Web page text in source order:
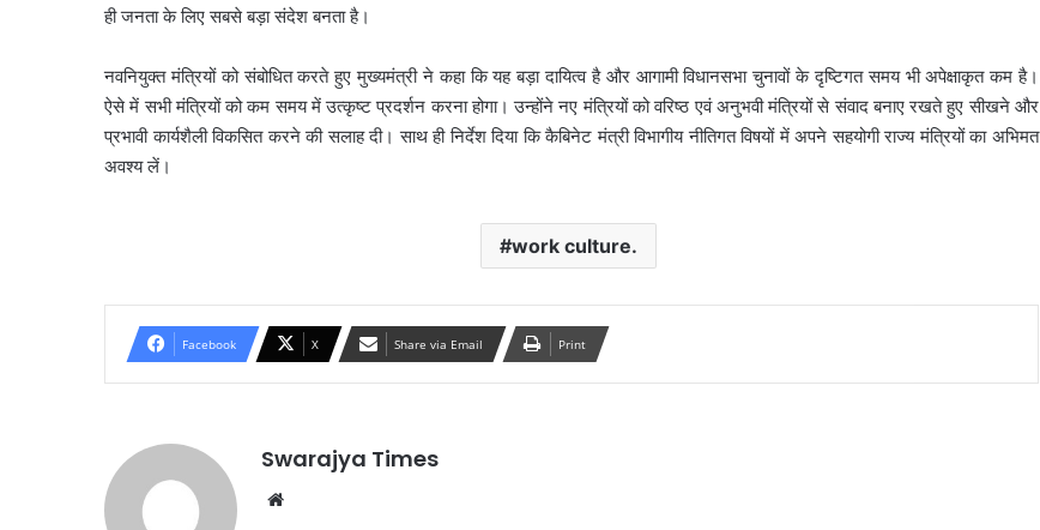
ही जनता के लिए सबसे बड़ा संदेश बनता है।
नवनियुक्त मंत्रियों को संबोधित करते हुए मुख्यमंत्री ने कहा कि यह बड़ा दायित्व है और आगामी विधानसभा चुनावों के दृष्टिगत समय भी अपेक्षाकृत कम है।
ऐसे में सभी मंत्रियों को कम समय में उत्कृष्ट प्रदर्शन करना होगा। उन्होंने नए मंत्रियों को वरिष्ठ एवं अनुभवी मंत्रियों से संवाद बनाए रखते हुए सीखने और
प्रभावी कार्यशैली विकसित करने की सलाह दी। साथ ही निर्देश दिया कि कैबिनेट मंत्री विभागीय नीतिगत विषयों में अपने सहयोगी राज्य मंत्रियों का अभिमत
अवश्य लें।
work culture.
Facebook X Share via Email Print
Swarajya Times